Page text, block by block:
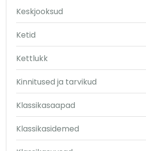
Keskjooksud
Ketid
Kettlukk
Kinnitused ja tarvikud
Klassikasaapad
Klassikasidemed